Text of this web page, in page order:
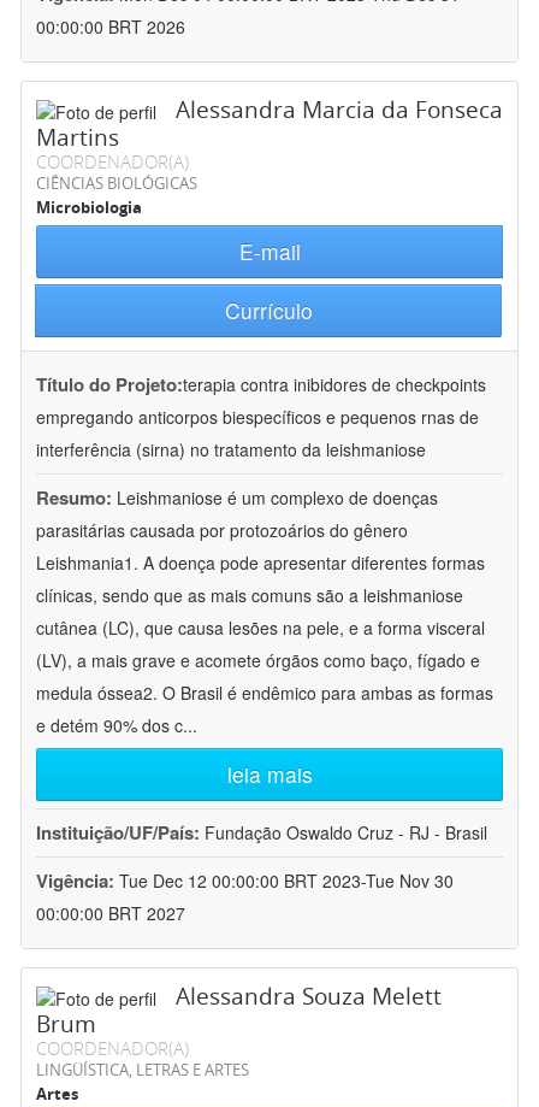
00:00:00 BRT 2026
Alessandra Marcia da Fonseca
Martins
COORDENADOR(A)
CIÊNCIAS BIOLÓGICAS
Microbiologia
E-mail
Currículo
Título do Projeto:terapia contra inibidores de checkpoints
empregando anticorpos biespecíficos e pequenos rnas de
interferência (sirna) no tratamento da leishmaniose
Resumo: Leishmaniose é um complexo de doenças
parasitárias causada por protozoários do gênero
Leishmania1. A doença pode apresentar diferentes formas
clínicas, sendo que as mais comuns são a leishmaniose
cutânea (LC), que causa lesões na pele, e a forma visceral
(LV), a mais grave e acomete órgãos como baço, fígado e
medula óssea2. O Brasil é endêmico para ambas as formas
e detém 90% dos c...
leia mais
Instituição/UF/País: Fundação Oswaldo Cruz - RJ - Brasil
Vigência: Tue Dec 12 00:00:00 BRT 2023-Tue Nov 30
00:00:00 BRT 2027
Alessandra Souza Melett
Brum
COORDENADOR(A)
LINGÜÍSTICA, LETRAS E ARTES
Artes